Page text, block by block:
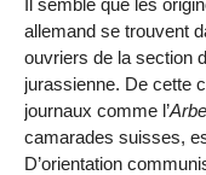
Il semble que les
allemand se trouvent
ouvriers de la section
jurassienne. De cette
journaux comme l’
camarades suisses,
D’orientation